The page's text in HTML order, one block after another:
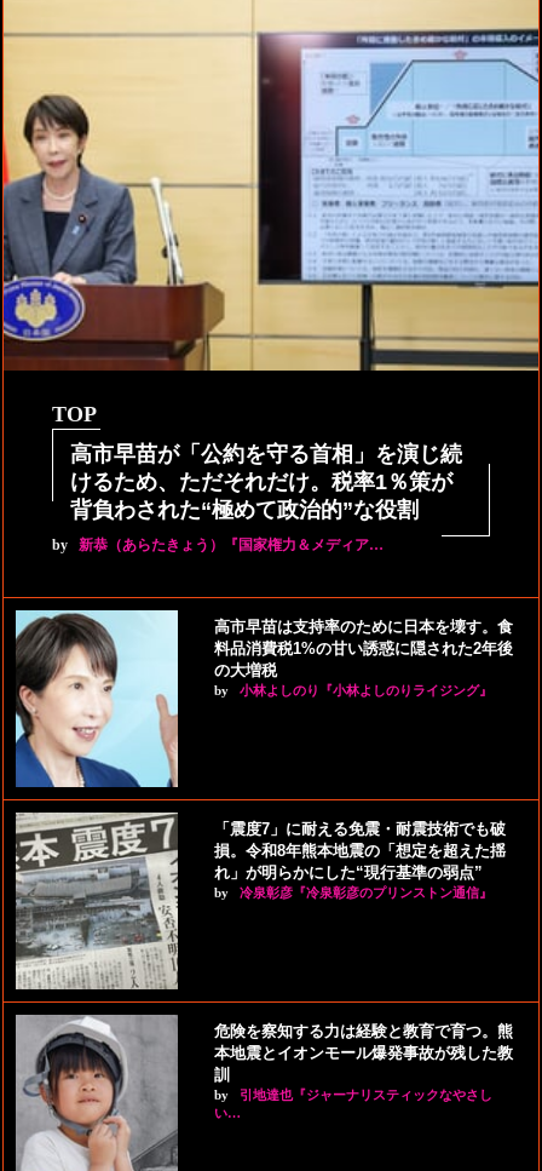
TOP
高市早苗が「公約を守る首相」を演じ続
けるため、ただそれだけ。税率1％策が
背負わされた“極めて政治的”な役割
by 新恭（あらたきょう）『国家権力＆メディア…
高市早苗は支持率のために日本を壊す。食
料品消費税1%の甘い誘惑に隠された2年後
の大増税
by 小林よしのり『小林よしのりライジング』
「震度7」に耐える免震・耐震技術でも破
損。令和8年熊本地震の「想定を超えた揺
れ」が明らかにした“現行基準の弱点”
by 冷泉彰彦『冷泉彰彦のプリンストン通信』
危険を察知する力は経験と教育で育つ。熊
本地震とイオンモール爆発事故が残した教
訓
by
引地達也『ジャーナリスティックなやさし
い…